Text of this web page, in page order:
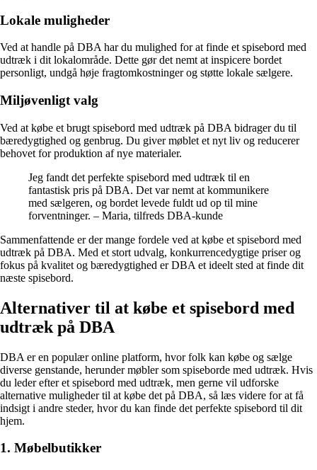
Lokale muligheder
Ved at handle på DBA har du mulighed for at finde et spisebord med
udtræk i dit lokalområde. Dette gør det nemt at inspicere bordet
personligt, undgå høje fragtomkostninger og støtte lokale sælgere.
Miljøvenligt valg
Ved at købe et brugt spisebord med udtræk på DBA bidrager du til
bæredygtighed og genbrug. Du giver møblet et nyt liv og reducerer
behovet for produktion af nye materialer.
Jeg fandt det perfekte spisebord med udtræk til en
fantastisk pris på DBA. Det var nemt at kommunikere
med sælgeren, og bordet levede fuldt ud op til mine
forventninger. – Maria, tilfreds DBA-kunde
Sammenfattende er der mange fordele ved at købe et spisebord med
udtræk på DBA. Med et stort udvalg, konkurrencedygtige priser og
fokus på kvalitet og bæredygtighed er DBA et ideelt sted at finde dit
næste spisebord.
Alternativer til at købe et spisebord med
udtræk på DBA
DBA er en populær online platform, hvor folk kan købe og sælge
diverse genstande, herunder møbler som spiseborde med udtræk. Hvis
du leder efter et spisebord med udtræk, men gerne vil udforske
alternative muligheder til at købe det på DBA, så læs videre for at få
indsigt i andre steder, hvor du kan finde det perfekte spisebord til dit
hjem.
1. Møbelbutikker